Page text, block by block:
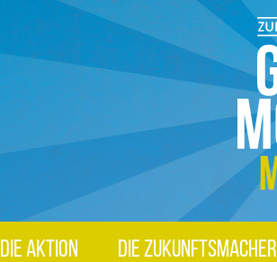
DIE AKTION DIE ZUKUNFTSMACHER